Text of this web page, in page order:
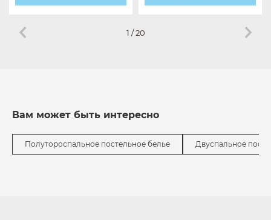
1 /20
Вам может быть интересно
Полутороспальное постельное белье Двуспальное